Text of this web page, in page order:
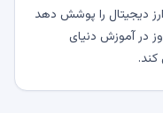
دیجیتال را پوشش دهد
در آموزش دنیای